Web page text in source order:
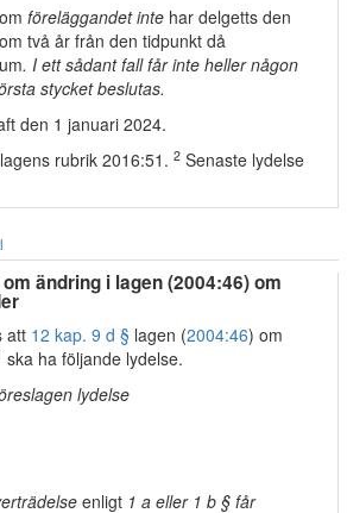
om föreläggandet inte har delgetts den
två år från den tidpunkt då
. I ett sådant fall får inte heller någon
stycket beslutas.
den 1 januari 2024.
rubrik 2016:51. 2 Senaste lydelse
ändring i lagen (2004:46) om
att 12 kap. 9 d § lagen (2004:46) om
ska ha följande lydelse.
lydelse
enligt 1 a eller 1 b § får